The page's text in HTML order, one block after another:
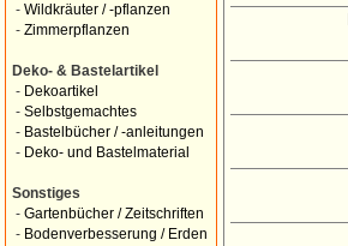
- Wildkräuter / -pflanzen
- Zimmerpflanzen
Deko- & Bastelartikel
- Dekoartikel
- Selbstgemachtes
- Bastelbücher / -anleitungen
- Deko- und Bastelmaterial
Sonstiges
- Gartenbücher / Zeitschriften
- Bodenverbesserung / Erden